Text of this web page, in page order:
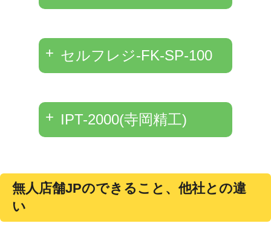
セルフレジ-FK-SP-100
IPT-2000(寺岡精工)
無人店舗JPのできること、他社との違
い